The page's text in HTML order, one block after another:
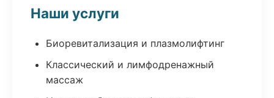
Наши услуги
Биоревитализация и плазмолифтинг
Классический и лимфодренажный
массаж